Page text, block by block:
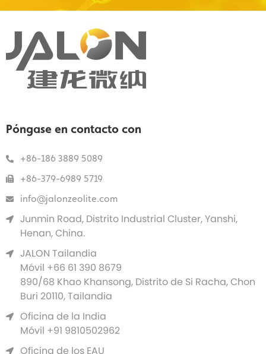
Henan, China.
Móvil +66 61 390 8679
890/68 Khao Khansong, Distrito de Si Racha, Chon
Buri 20110, Tailandia
Móvil +91 9810502962